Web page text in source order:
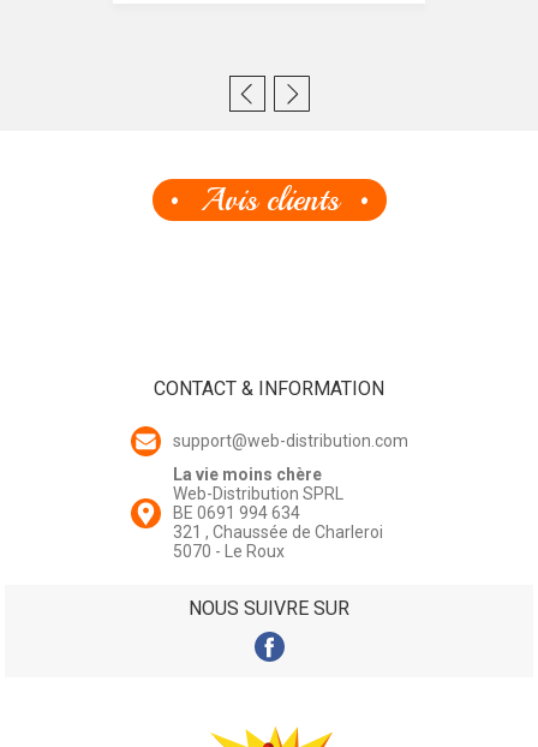
Avis clients
CONTACT & INFORMATION
support@web-distribution.com
La vie moins chère
Web-Distribution SPRL
BE 0691 994 634
321 , Chaussée de Charleroi
5070 - Le Roux
NOUS SUIVRE SUR